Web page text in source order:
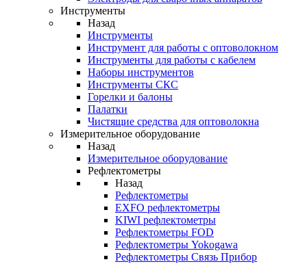
Инструменты
Назад
Инструменты
Инструмент для работы с оптоволокном
Инструменты для работы с кабелем
Наборы инструментов
Инструменты СКС
Горелки и балоны
Палатки
Чистящие средства для оптоволокна
Измерительное оборудование
Назад
Измерительное оборудование
Рефлектометры
Назад
Рефлектометры
EXFO рефлектометры
KIWI рефлектометры
Рефлектометры FOD
Рефлектометры Yokogawa
Рефлектометры Связь Прибор